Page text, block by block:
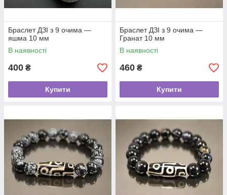
Браслет ДЗІ з 9 очима —
яшма 10 мм
В наявності
400 ₴
Купити
Браслет ДЗІ з 9 очима —
Гранат 10 мм
В наявності
460 ₴
Купити